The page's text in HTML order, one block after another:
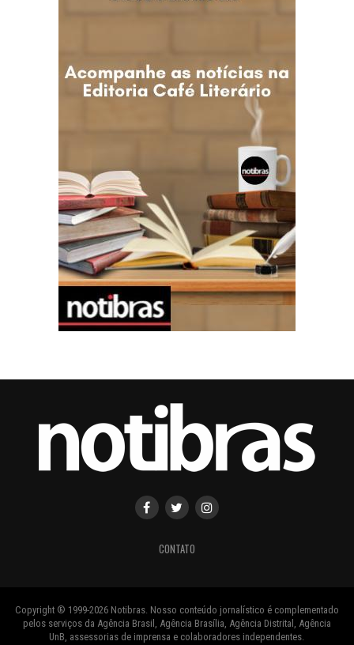
CONTATO
Copyright ® 1999-2026 Notibras. Nosso conteúdo jornalístico é complementado
pelos serviços da Agência Brasil, Agência Brasília, Agência Distrital, Agência
UnB, assessorias de imprensa e colaboradores independentes.